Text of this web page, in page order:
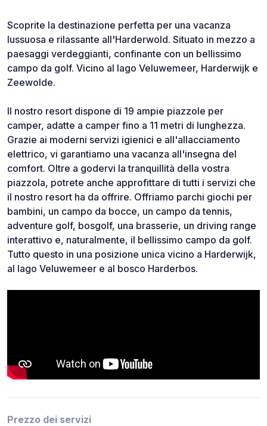
Scoprite la destinazione perfetta per una vacanza
lussuosa e rilassante all'Harderwold. Situato in mezzo a
paesaggi verdeggianti, confinante con un bellissimo
campo da golf. Vicino al lago Veluwemeer, Harderwijk e
Zeewolde.
Il nostro resort dispone di 19 ampie piazzole per
camper, adatte a camper fino a 11 metri di lunghezza.
Grazie ai moderni servizi igienici e all'allacciamento
elettrico, vi garantiamo una vacanza all'insegna del
comfort. Oltre a godervi la tranquillità della vostra
piazzola, potrete anche approfittare di tutti i servizi che
il nostro resort ha da offrire. Offriamo parchi giochi per
bambini, un campo da bocce, un campo da tennis,
adventure golf, bosgolf, una brasserie, un driving range
interattivo e, naturalmente, il bellissimo campo da golf.
Tutto questo in una posizione unica vicino a Harderwijk,
al lago Veluwemeer e al bosco Harderbos.
Prezzo dei servizi